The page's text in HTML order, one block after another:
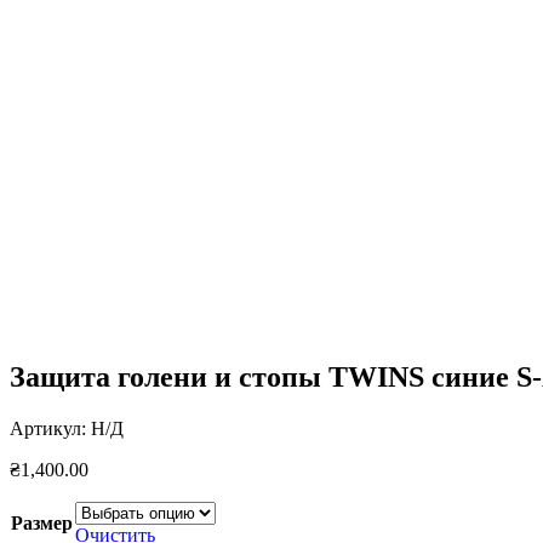
Защита голени и стопы TWINS синие
Артикул: Н/Д
₴1,400.00
Размер
Очистить